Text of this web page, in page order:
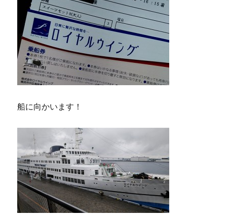
船に向かいます！